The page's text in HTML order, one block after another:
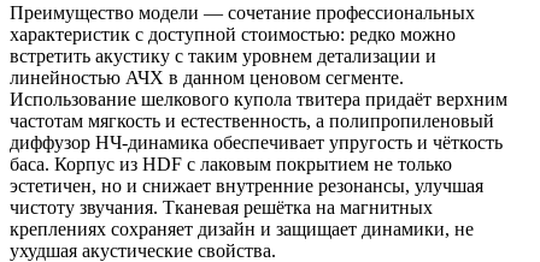
Преимущество модели — сочетание профессиональных
характеристик с доступной стоимостью: редко можно
встретить акустику с таким уровнем детализации и
линейностью АЧХ в данном ценовом сегменте.
Использование шелкового купола твитера придаёт верхним
частотам мягкость и естественность, а полипропиленовый
диффузор НЧ‑динамика обеспечивает упругость и чёткость
баса. Корпус из HDF с лаковым покрытием не только
эстетичен, но и снижает внутренние резонансы, улучшая
чистоту звучания. Тканевая решётка на магнитных
креплениях сохраняет дизайн и защищает динамики, не
ухудшая акустические свойства.